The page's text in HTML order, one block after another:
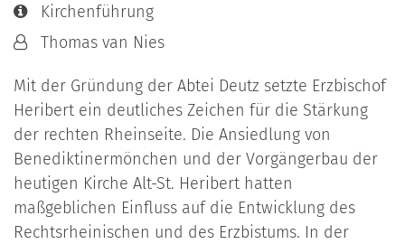
Art bzw. Nummer:
Kirchenführung
Von:Thomas van Nies
Mit der Gründung der Abtei Deutz setzte Erzbischof
Heribert ein deutliches Zeichen für die Stärkung
der rechten Rheinseite. Die Ansiedlung von
Benediktinermönchen und der Vorgängerbau der
heutigen Kirche Alt-St. Heribert hatten
maßgeblichen Einfluss auf die Entwicklung des
Rechtsrheinischen und des Erzbistums. In der